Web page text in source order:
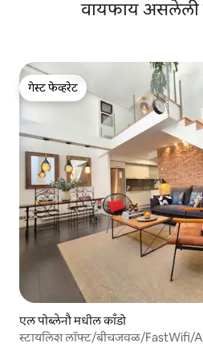
वायफाय असलेली
गेस्ट फेव्हरेट
गेस्ट फेव्हरेट
एल पोब्लेनौ मधील काँडो
स्टायलिश लॉफ्ट/बीचजवळ/FastWifi/